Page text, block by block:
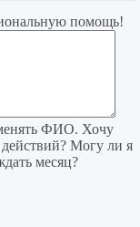
помощь!
ФИО. Хочу
Могу ли я
месяц?